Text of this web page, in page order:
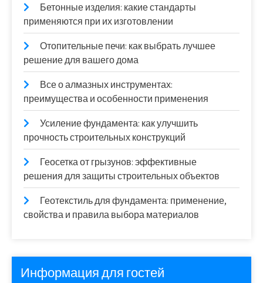
Бетонные изделия: какие стандарты
применяются при их изготовлении
Отопительные печи: как выбрать лучшее
решение для вашего дома
Все о алмазных инструментах:
преимущества и особенности применения
Усиление фундамента: как улучшить
прочность строительных конструкций
Геосетка от грызунов: эффективные
решения для защиты строительных объектов
Геотекстиль для фундамента: применение,
свойства и правила выбора материалов
Информация для гостей